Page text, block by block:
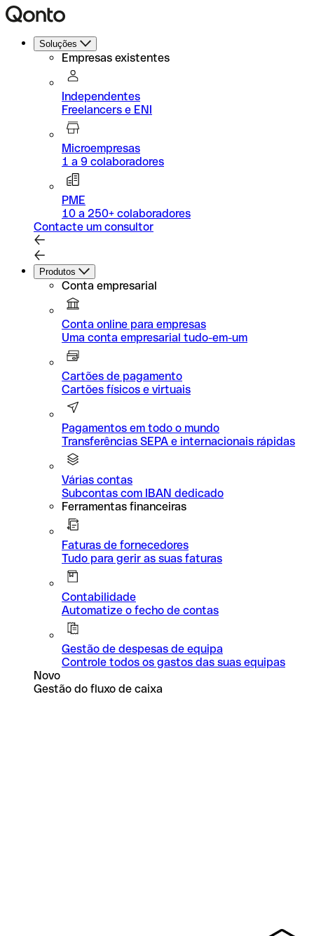
Soluções
Empresas existentes
Independentes
Freelancers e ENI
Microempresas
1 a 9 colaboradores
PME
10 a 250+ colaboradores
Contacte um consultor
Produtos
Conta empresarial
Conta online para empresas
Uma conta empresarial tudo-em-um
Cartões de pagamento
Cartões físicos e virtuais
Pagamentos em todo o mundo
Transferências SEPA e internacionais rápidas
Várias contas
Subcontas com IBAN dedicado
Ferramentas financeiras
Faturas de fornecedores
Tudo para gerir as suas faturas
Contabilidade
Automatize o fecho de contas
Gestão de despesas de equipa
Controle todos os gastos das suas equipas
Novo
Gestão do fluxo de caixa